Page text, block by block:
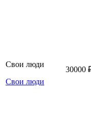
Свои люди
Свои люди
30000